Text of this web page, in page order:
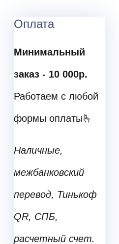
Оплата
Минимальный
заказ - 10 000р.
Работаем с любой
формы оплаты🫰
Наличные,
межбанковский
перевод, Тинькоф
QR, СПБ,
расчетный счет.